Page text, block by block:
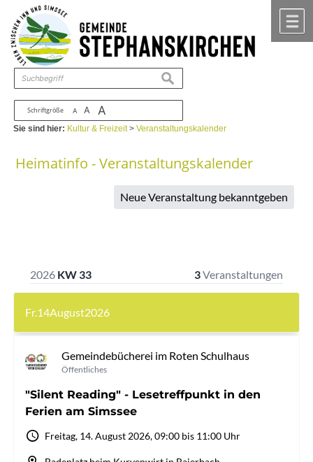
Zum Inhalt ,zur Navigation
Schriftgröße A A A
suchen
Sie sind hier: Kultur & Freizeit>Veranstaltungskalender
Heimatinfo - Veranstaltungskalender